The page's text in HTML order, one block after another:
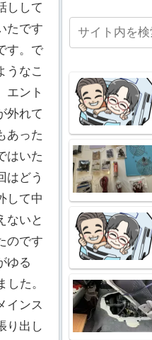
しして
たです
す。で
うなこ
エント
外れて
あった
はいた
はどう
して中
ないと
のです
ゆる
た。
インス
り出し